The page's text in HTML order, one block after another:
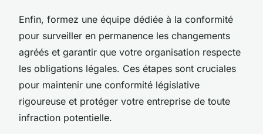
Enfin, formez une équipe dédiée à la conformité
pour surveiller en permanence les changements
agréés et garantir que votre organisation respecte
les obligations légales. Ces étapes sont cruciales
pour maintenir une conformité législative
rigoureuse et protéger votre entreprise de toute
infraction potentielle.